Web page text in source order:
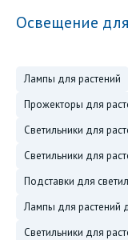
освещение
лампы для растений
прожекторы для
светильники для
светильники для
подставки для
лампы для растений
светильники для